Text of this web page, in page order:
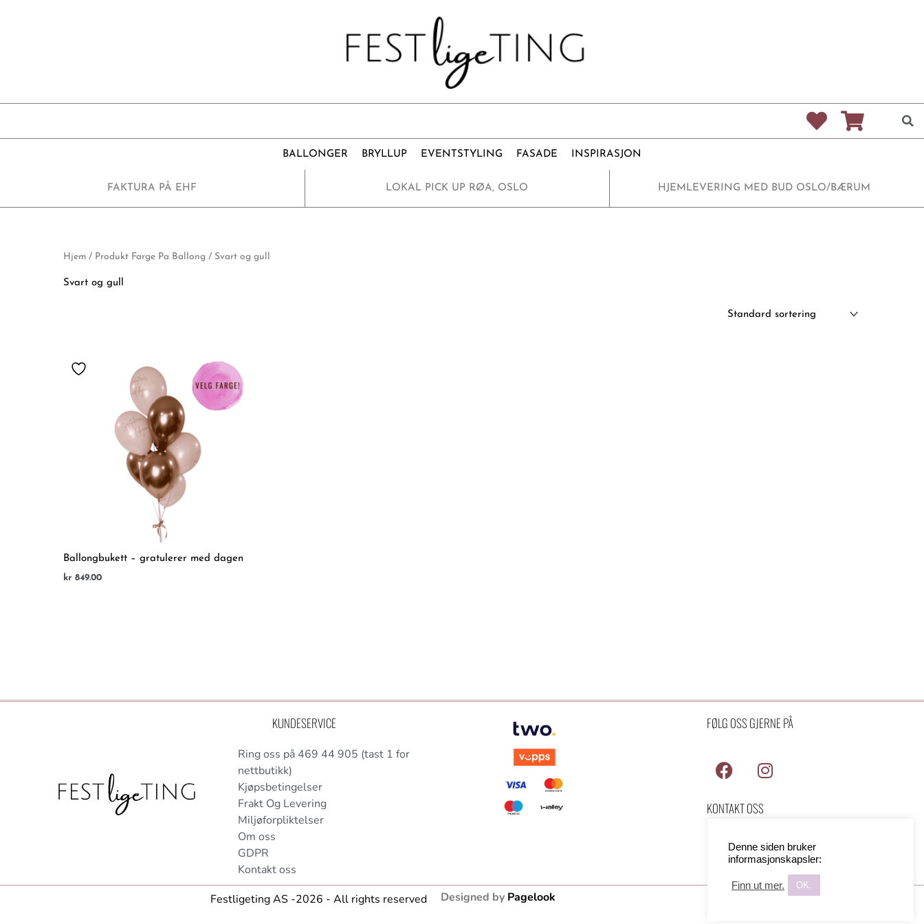
BALLONGER BRYLLUP EVENTSTYLING FASADE INSPIRASJON
FAKTURA PÅ EHF LOKAL PICK UP RØA, OSLO HJEMLEVERING MED BUD OSLO/BÆRUM
Hjem / Produkt Farge Pa Ballong / Svart og gull
Svart og gull
Ballongbukett – gratulerer med dagen
kr 849.00
KUNDESERVICE
Ring oss på 469 44 905 (tast 1 for
nettbutikk)
Kjøpsbetingelser
Frakt Og Levering
Miljøforpliktelser
Om oss
GDPR
Kontakt oss
FØLG OSS GJERNE PÅ
F
a
e
o
o
I
n
g
r
a
KONTAKT OSS
Festligeting AS -2026 - All rights reserved Designed by Pagelook
Denne siden bruker
informasjonskapsler:
Finn ut mer. OK.